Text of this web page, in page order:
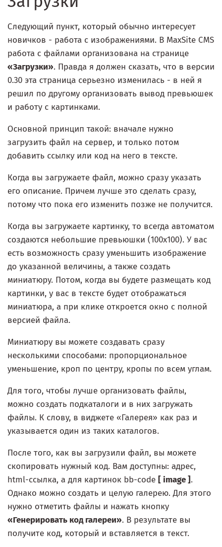
Следующий пункт, который обычно интересует
новичков - работа с изображениями. В MaxSite CMS
работа с файлами организована на странице
«Загрузки». Правда я должен сказать, что в версии
0.30 эта страница серьезно изменилась - в ней я
решил по другому организовать вывод превьюшек
и работу с картинками.
Основной принцип такой: вначале нужно
загрузить файл на сервер, и только потом
добавить ссылку или код на него в тексте.
Когда вы загружаете файл, можно сразу указать
его описание. Причем лучше это сделать сразу,
потому что пока его изменить позже не получится.
Когда вы загружаете картинку, то всегда автоматом
создаются небольшие превьюшки (100x100). У вас
есть возможность сразу уменьшить изображение
до указанной величины, а также создать
миниатюру. Потом, когда вы будете размещать код
картинки, у вас в тексте будет отображаться
миниатюра, а при клике откроется окно с полной
версией файла.
Миниатюру вы можете создавать сразу
несколькими способами: пропорциональное
уменьшение, кроп по центру, кропы по всем углам.
Для того, чтобы лучше организовать файлы,
можно создать подкаталоги и в них загружать
файлы. К слову, в виджете «Галерея» как раз и
указывается один из таких каталогов.
После того, как вы загрузили файл, вы можете
скопировать нужный код. Вам доступны: адрес,
html-ссылка, а для картинок bb-code [ image ].
Однако можно создать и целую галерею. Для этого
нужно отметить файлы и нажать кнопку
«Генерировать код галереи». В результате вы
получите код, который и вставляется в текст.